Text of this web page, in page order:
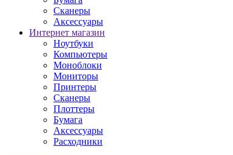
Сканеры
Аксессуары
Интернет магазин
Ноутбуки
Компьютеры
Моноблоки
Мониторы
Принтеры
Сканеры
Плоттеры
Бумага
Аксессуары
Расходники